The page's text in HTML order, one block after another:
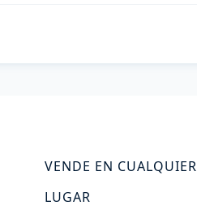
VENDE EN CUALQUIER
LUGAR